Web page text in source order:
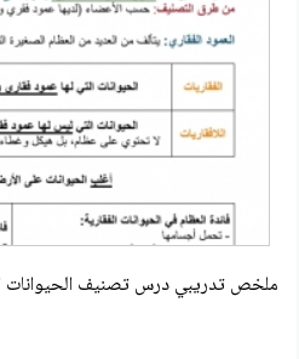
ملخص تدريبي درس تصنيف الحيوانات